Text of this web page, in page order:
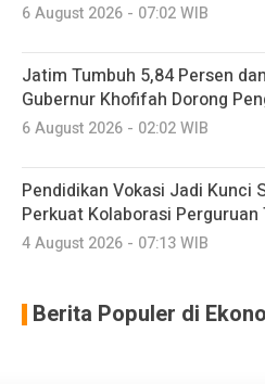
6 August 2026 - 07:02 WIB
Jatim Tumbuh 5,84 Persen
Gubernur Khofifah Dorong
6 August 2026 - 02:02 WIB
Pendidikan Vokasi Jadi Kunci
Perkuat Kolaborasi
4 August 2026 - 07:13 WIB
Berita Populer di